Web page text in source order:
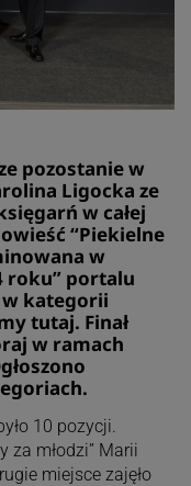
pozostanie w
Ligocka ze
w całej
“Piekielne
w
roku” portalu
w kategorii
tutaj. Finał
w ramach
10 pozycji.
za młodzi” Marii
miejsce zajęło